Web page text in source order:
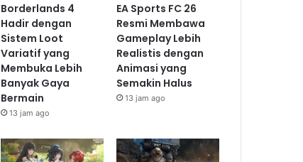
Borderlands 4
Hadir dengan
Sistem Loot
Variatif yang
Membuka Lebih
Banyak Gaya
Bermain
13 jam ago
EA Sports FC 26
Resmi Membawa
Gameplay Lebih
Realistis dengan
Animasi yang
Semakin Halus
13 jam ago